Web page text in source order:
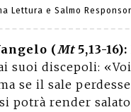
Lettura e Salmo
(Mt5,13-16):
suoi discepoli:
se il sale
potrà render